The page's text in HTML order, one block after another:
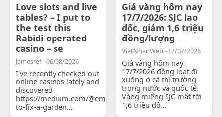
Love slots and live
tables? – I put to
the test this
Rabidi-operated
casino – se
Jamesref - 06/08/2026
I've recently checked out
online casinos lately and
discovered
https://medium.com/@emilyjohnsonready/how-
to-fix-a-garden...
Giá vàng hôm nay
17/7/2026: SJC lao
dốc, giảm 1,6 triệu
đồng/lượng
VietNhanWeb - 17/07/2026
Giá vàng hôm nay
17/7/2026 đồng loạt đi
xuống ở cả thị trường
trong nước và quốc tế.
Vàng miếng SJC mất tới
1,6 triệu đồ...